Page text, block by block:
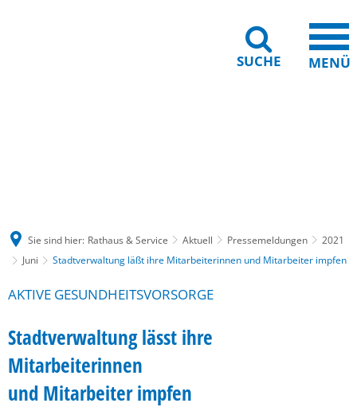
SUCHE MENÜ
Sie sind hier: Rathaus & Service Aktuell Pressemeldungen
2021
Juni
Stadtverwaltung läßt ihre Mitarbeiterinnen und Mitarbeiter impfen
AKTIVE GESUNDHEITSVORSORGE
Stadtverwaltung lässt ihre
Mitarbeiterinnen
und Mitarbeiter impfen